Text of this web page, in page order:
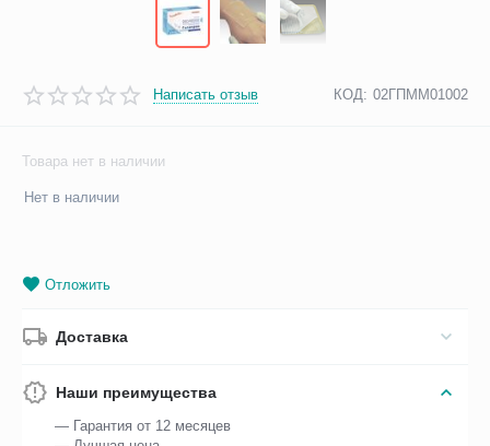
Написать отзыв КОД: 02ГПММ01002
Товара нет в наличии
Нет в наличии
Отложить
Доставка
Наши преимущества
— Гарантия от 12 месяцев